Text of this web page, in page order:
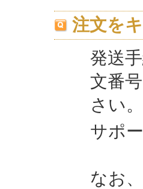
注文を
発送
文番
さい。
サポ
なお